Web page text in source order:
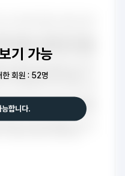
기 가능
한 회원 : 52명
합니다.